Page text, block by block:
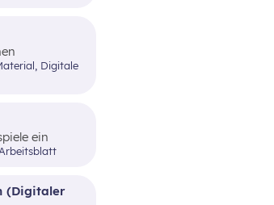
Sicherheit
ein
(Digitaler